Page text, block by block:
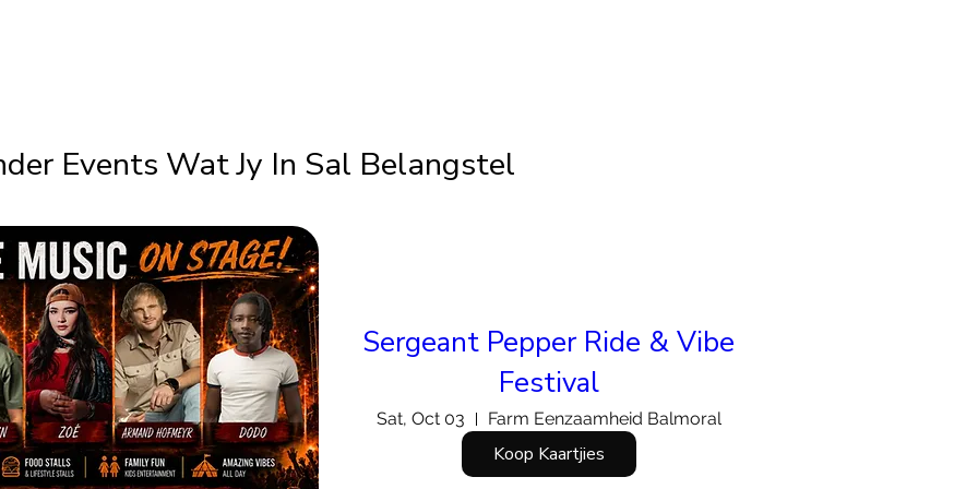
Events Wat Jy In Sal Belangstel
Sergeant Pepper Ride & Vibe
Festival
Sat, Oct 03 Farm Eenzaamheid Balmoral
Koop Kaartjies